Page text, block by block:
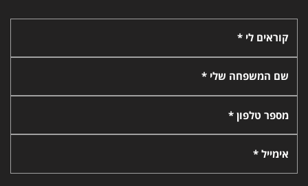
קוראים לי *
שם המשפחה שלי *
מספר טלפון *
אימייל *